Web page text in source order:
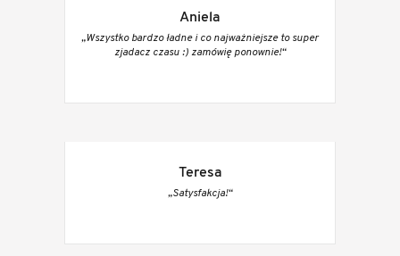
Aniela
„Wszystko bardzo ładne i co najważniejsze to super
zjadacz czasu :) zamówię ponownie!“
Teresa
„Satysfakcja!“